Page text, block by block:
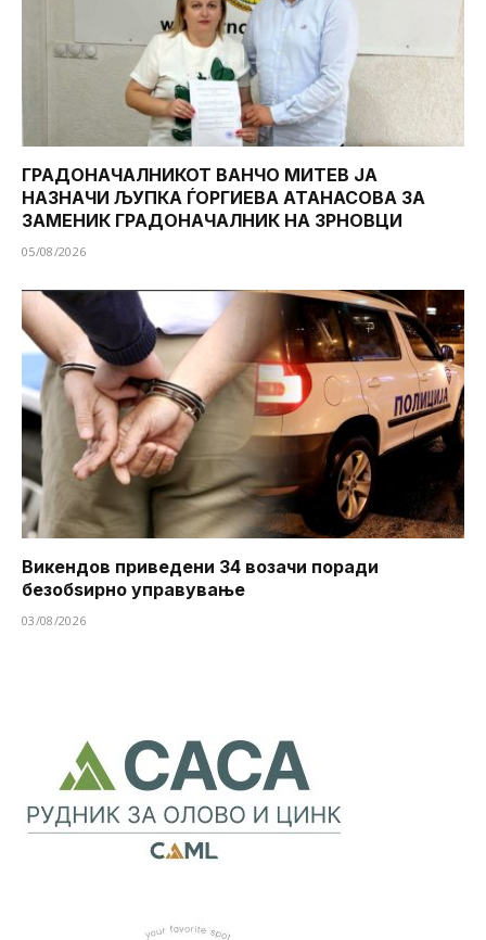
ГРАДОНАЧАЛНИКОТ ВАНЧО МИТЕВ ЈА
НАЗНАЧИ ЉУПКА ЃОРГИЕВА АТАНАСОВА ЗА
ЗАМЕНИК ГРАДОНАЧАЛНИК НА ЗРНОВЦИ
05/08/2026
Викендов приведени 34 возачи поради
безобѕирно управување
03/08/2026